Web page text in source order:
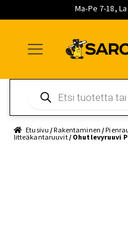
Ma-Pe 7-18,
navigointiin
sisältöön
pääsisältöön
search
Etusivu /Rakentaminen /
litteäkantaruuvit/ Ohutlevyruuvi